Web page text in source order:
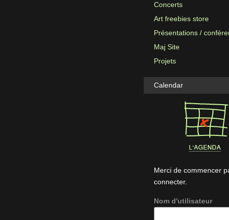
Concerts
Art freebies store
Présentations /
Maj Site
Projets
Calendar
Merci de commencer
connecter.
Nom d'utilisateur